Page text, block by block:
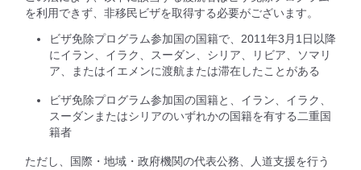
を利用できず、非移民ビザを取得する必要がございます。
ビザ免除プログラム参加国の国籍で、2011年3月1日以降
にイラン、イラク、スーダン、シリア、リビア、ソマリ
ア、またはイエメンに渡航または滞在したことがある
ビザ免除プログラム参加国の国籍と、イラン、イラク、
スーダンまたはシリアのいずれかの国籍を有する二重国
籍者
ただし、国際・地域・政府機関の代表公務、人道支援を行う